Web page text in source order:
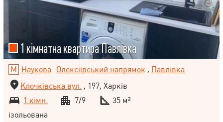
1 кімнатна квартира Павлівка
Наукова Олексіївський напрямок , Павлівка
Клочківська вул. , 197, Харків
1 кімн.
7/9
35 м²
ізольована